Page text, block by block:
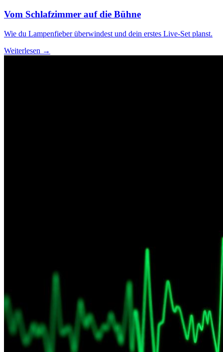
Vom Schlafzimmer auf die Bühne
Wie du Lampenfieber überwindest und dein erstes Live-Set planst.
Weiterlesen →